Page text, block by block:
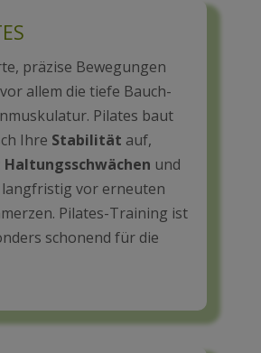
präzise Bewegungen
allem die tiefe Bauch-
Pilates baut
Ihre Stabilität auf,
und
vor erneuten
Pilates-Training ist
schonend für die